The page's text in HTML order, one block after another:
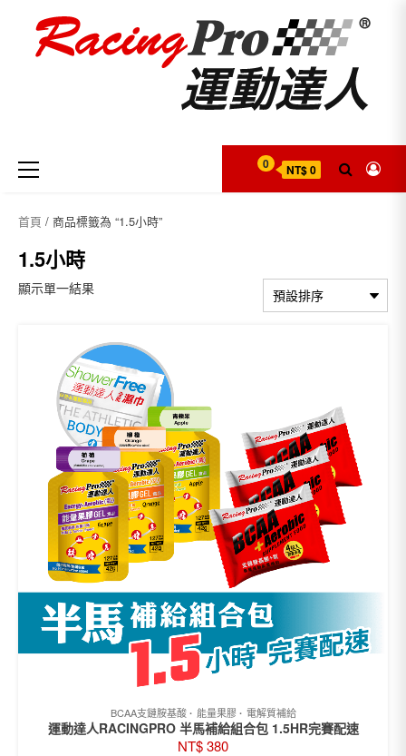
content
Primary
Menu
0 NT$ 0
首頁 / 商品標籤為 “1.5小時”
1.5小時
顯示單一結果
BCAA支鏈胺基酸 能量果膠 電解質補給
運動達人RACINGPRO 半馬補給組合包 1.5HR完賽配速
NT$380